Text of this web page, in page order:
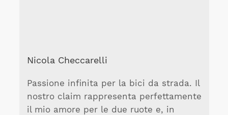
Nicola Checcarelli
Passione infinita per la bici da strada. Il
nostro claim rappresenta perfettamente
il mio amore per le due ruote e, in